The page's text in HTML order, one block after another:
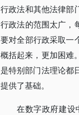
行政法和其他法律部
行政法的范围太广，
要对全部行政采取一
概括起来，更加困难
是特别部门法理论都
提供了基础。
在数字政府建设